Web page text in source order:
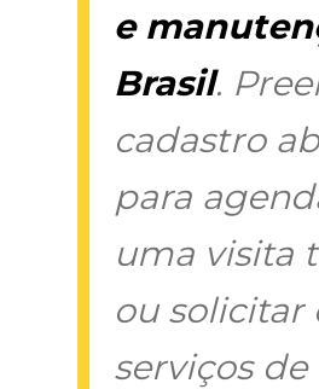
e
Brasil.
cadastro
para
uma visita
ou solicitar
serviços de